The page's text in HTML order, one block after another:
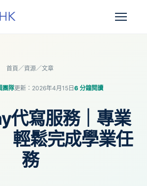
首頁／資源／文章
團隊更新：2026年4月15日 6 分鐘閱讀
代寫服務｜專業
鬆完成學業任
務